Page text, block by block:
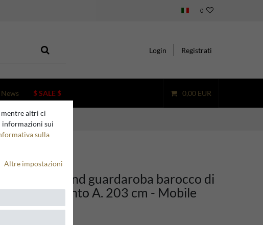
0
Login Registrati
News $ SALE $ 0,00 EUR
Padrino stand guardaroba barocco di
nero / argento A. 203 cm - Mobile
mentre altri ci
informazioni sui
sulla
Altre impostazioni